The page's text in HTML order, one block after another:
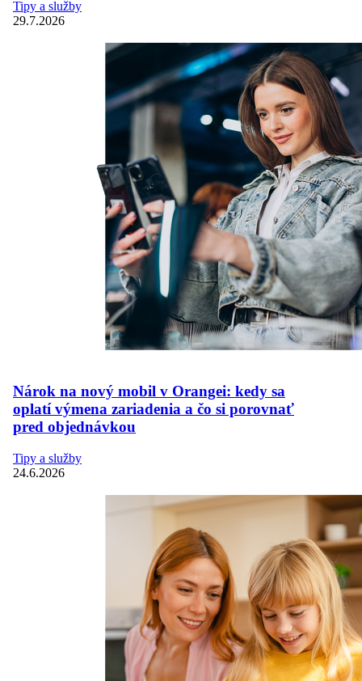
Tipy a služby
29.7.2026
Nárok na nový mobil v Orangei: kedy sa
oplatí výmena zariadenia a čo si porovnať
pred objednávkou
Tipy a služby
24.6.2026